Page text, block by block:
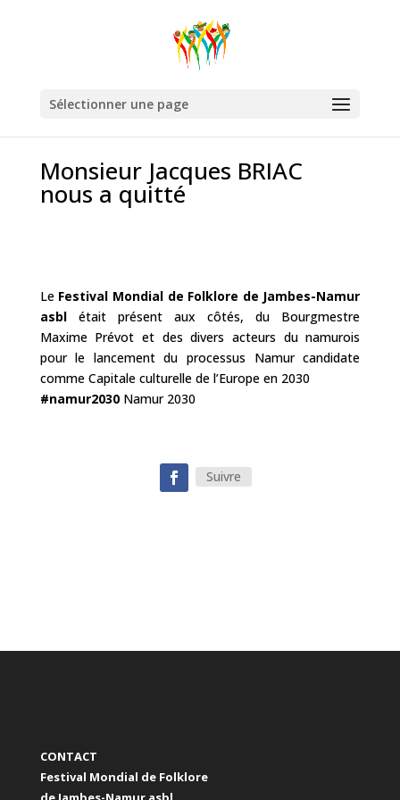
Sélectionner une page
Monsieur Jacques BRIAC
nous a quitté
Le Festival Mondial de Folklore de Jambes-Namur
asblétait présent aux côtés, du Bourgmestre
Maxime Prévot et des divers acteurs du namurois
pour le lancement du processus Namur candidate
comme Capitale culturelle de l’Europe en 2030
#namur2030Namur 2030
Suivre
CONTACT
Festival Mondial de Folklore